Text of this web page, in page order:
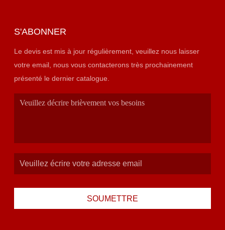
S'ABONNER
Le devis est mis à jour régulièrement, veuillez nous laisser
votre email, nous vous contacterons très prochainement
présenté le dernier catalogue.
SOUMETTRE